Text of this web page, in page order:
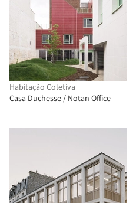
Habitação Coletiva
Casa Duchesse / Notan Office